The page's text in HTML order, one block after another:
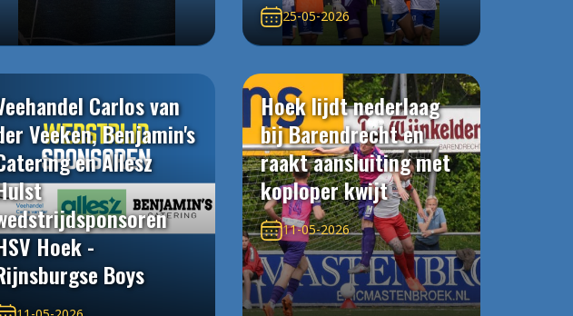
25-05-2026
Carlos van
Veeken, Benjamin's
en Allesz
Hoek -
Boys
Hoek lijdt nederlaag
bij Barendrecht en
raakt aansluiting met
koploper kwijt
11-05-2026